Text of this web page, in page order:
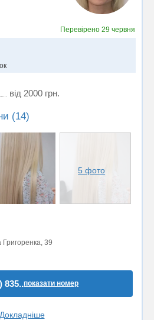
Перевірено29 червня
від 2000 грн.
(14)
5 фото
Григоренка, 39
835..показати номер
Докладніше